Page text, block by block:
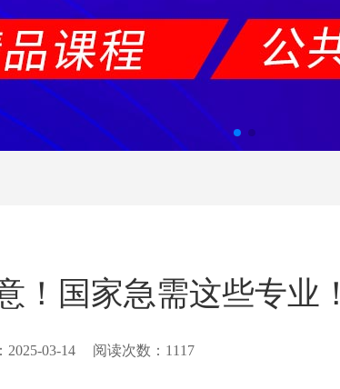
！国家急需这些专业！
2025-03-14 阅读次数： 1117